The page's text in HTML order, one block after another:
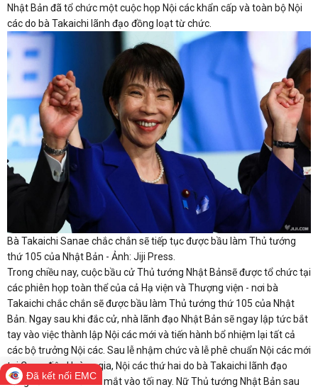
Nhật Bản đã tổ chức một cuộc họp Nội các khẩn cấp và toàn bộ Nội
các do bà Takaichi lãnh đạo đồng loạt từ chức.
Bà Takaichi Sanae chắc chắn sẽ tiếp tục được bầu làm Thủ tướng
thứ 105 của Nhật Bản - Ảnh: Jiji Press.
Trong chiều nay, cuộc bầu cử Thủ tướng Nhật Bảnsẽ được tổ chức tại
các phiên họp toàn thể của cả Hạ viện và Thượng viện - nơi bà
Takaichi chắc chắn sẽ được bầu làm Thủ tướng thứ 105 của Nhật
Bản. Ngay sau khi đắc cử, nhà lãnh đạo Nhật Bản sẽ ngay lập tức bắt
tay vào việc thành lập Nội các mới và tiến hành bổ nhiệm lại tất cả
các bộ trưởng Nội các. Sau lễ nhậm chức và lễ phê chuẩn Nội các mới
tại Cung điện Hoàng gia, Nội các thứ hai do bà Takaichi lãnh đạo
cũng ​​sẽ chính thức ra mắt vào tối nay. Nữ Thủ tướng Nhật Bản sau
Đã kết nối EMC